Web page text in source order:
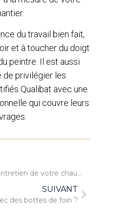
du travail bien fait,
et à toucher du doigt
peintre. Il est aussi
de privilégier les
Qualibat avec une
qui couvre leurs
Comment faire l’entretien de votre chaudière ?
SUIVANT
des bottes de foin ?